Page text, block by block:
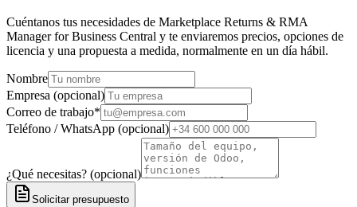
Cuéntanos tus necesidades de Marketplace Returns & RMA
Manager for Business Central y te enviaremos precios, opciones de
licencia y una propuesta a medida, normalmente en un día hábil.
Nombre
Empresa (opcional)
Correo de trabajo*
Teléfono / WhatsApp (opcional)
¿Qué necesitas? (opcional)
Solicitar presupuesto